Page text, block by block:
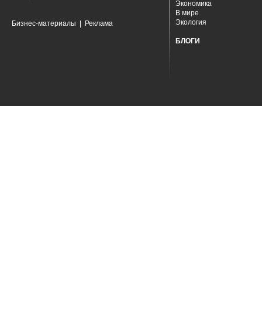
Бизнес-материалы Реклама
Экономика
В мире
Экология
БЛОГИ